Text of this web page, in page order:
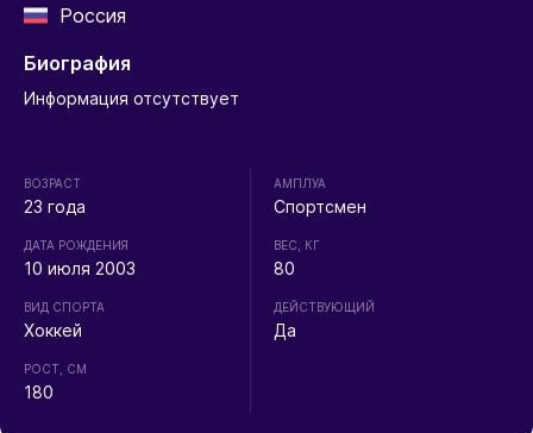
Россия
Биография
Информация отсутствует
ВОЗРАСТ
23 года
ДАТА РОЖДЕНИЯ
10 июля 2003
ВИД СПОРТА
Хоккей
РОСТ, СМ
180
АМПЛУА
Спортсмен
ВЕС, КГ
80
ДЕЙСТВУЮЩИЙ
Да